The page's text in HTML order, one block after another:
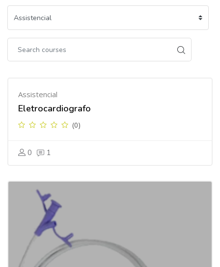
Assistencial
Eletrocardiografo
(0)
0 1